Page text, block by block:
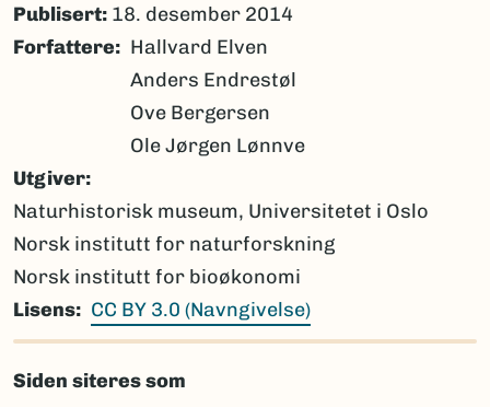
Publisert: 18. desember 2014
Forfattere
Hallvard Elven
Anders Endrestøl
Ove Bergersen
Ole Jørgen Lønnve
Utgiver
Naturhistorisk museum, Universitetet i Oslo
Norsk institutt for naturforskning
Norsk institutt for bioøkonomi
Lisens
CC BY 3.0 (Navngivelse)
Siden siteres som